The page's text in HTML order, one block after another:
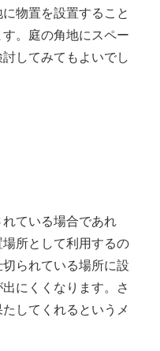
物置を設置すること
。庭の角地にスペー
してみてもよいでし
ている場合であれ
所として利用するの
られている場所に設
にくくなります。さ
してくれるというメ